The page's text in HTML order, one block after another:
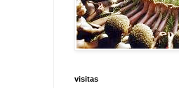
visitas